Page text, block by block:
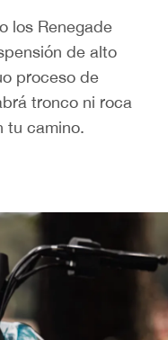
los Renegade
de alto
proceso de
tronco ni roca
tu camino.